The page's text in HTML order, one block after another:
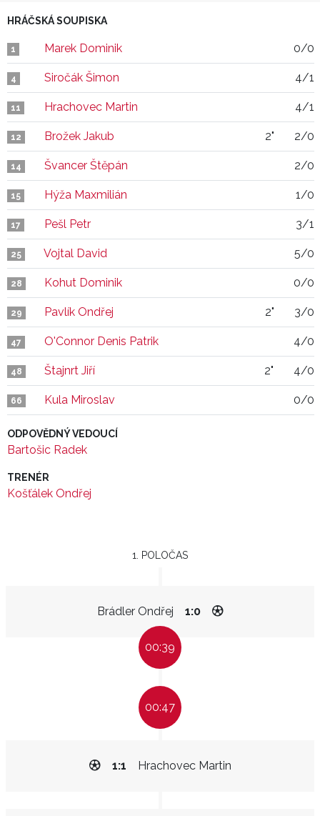
HRÁČSKÁ SOUPISKA
1 Marek Dominik 0/0
4 Siročák Šimon 4/1
11 Hrachovec Martin 4/1
12 Brožek Jakub 2" 2/0
14 Švancer Štěpán 2/0
15 Hýža Maxmilián 1/0
17 Pešl Petr 3/1
25 Vojtal David 5/0
28 Kohut Dominik 0/0
29 Pavlík Ondřej 2" 3/0
47 O'Connor Denis Patrik 4/0
48 Štajnrt Jiří 2" 4/0
66 Kula Miroslav 0/0
ODPOVĚDNÝ VEDOUCÍ
Bartošic Radek
TRENÉR
Košťálek Ondřej
1. POLOČAS
Brádler Ondřej 1:0
00:39
00:47
Hrachovec Martin
1:1